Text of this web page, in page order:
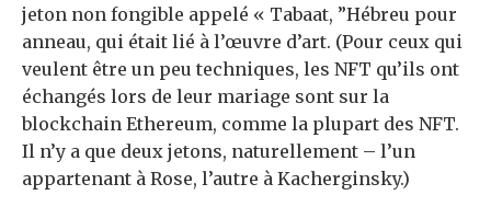
jeton non fongible appelé « Tabaat, ”Hébreu pour
anneau, qui était lié à l’œuvre d’art. (Pour ceux qui
veulent être un peu techniques, les NFT qu’ils ont
échangés lors de leur mariage sont sur la
blockchain Ethereum, comme la plupart des NFT.
Il n’y a que deux jetons, naturellement – l’un
appartenant à Rose, l’autre à Kacherginsky.)